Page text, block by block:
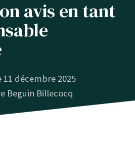
avis en tant
11 décembre 2025
Beguin Billecocq